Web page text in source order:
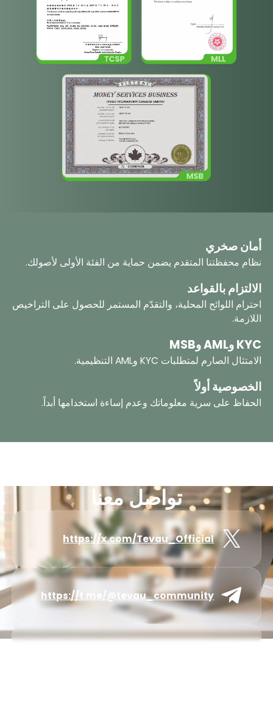
أمان صخري
نظام محفظتنا المتقدم يضمن حماية من الفئة الأولى لأصولك.
الالتزام بالقواعد
احترام اللوائح المحلية، والتقدّم المستمر للحصول على التراخيص
اللازمة.
KYC وAML وMSB
الامتثال الصارم لمتطلبات KYC وAML التنظيمية.
الخصوصية أولاً
الحفاظ على سرية معلوماتك وعدم إساءة استخدامها أبداً.
تواصل معنا
https://x.com/Tevau_Official
https://t.me/@tevau_community